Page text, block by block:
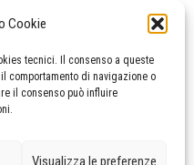
Cookie
tecnici. Il consenso a queste
comportamento di navigazione o
il consenso può influire
Visualizza le preferenze